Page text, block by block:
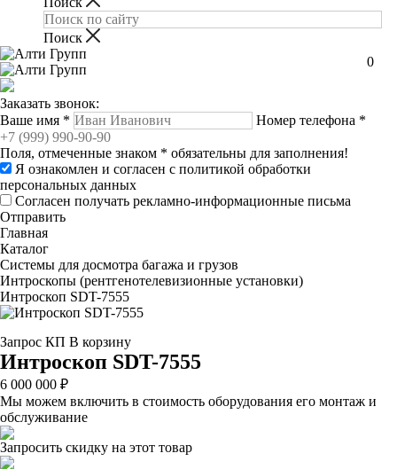
0
Заказать звонок:
Ваше имя * Номер телефона *
Поля, отмеченные знаком * обязательны для заполнения!
Я ознакомлен и согласен с политикой обработки
персональных данных
Согласен получать рекламно-информационные письма
Отправить
Главная
Каталог
Системы для досмотра багажа и грузов
Интроскопы (рентгенотелевизионные установки)
Интроскоп SDT-7555
Запрос КП В корзину
Интроскоп SDT-7555
6 000 000 ₽
Мы можем включить в стоимость оборудования его монтаж и
обслуживание
Запросить скидку на этот товар